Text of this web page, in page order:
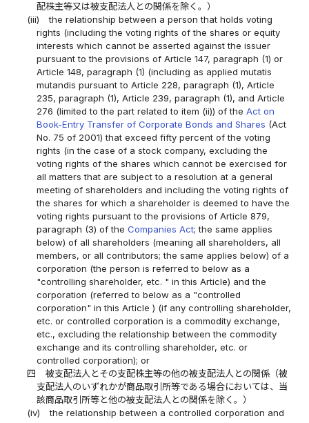
配株主等又は被支配法人との関係を除く。）
(iii)
the relationship between a person that holds voting
rights (including the voting rights of the shares or equity
interests which cannot be asserted against the issuer
pursuant to the provisions of Article 147, paragraph (1) or
Article 148, paragraph (1) (including as applied mutatis
mutandis pursuant to Article 228, paragraph (1), Article
235, paragraph (1), Article 239, paragraph (1), and Article
276 (limited to the part related to item (ii)) of the Act on
Book-Entry Transfer of Corporate Bonds and Shares (Act
No. 75 of 2001) that exceed fifty percent of the voting
rights (in the case of a stock company, excluding the
voting rights of the shares which cannot be exercised for
all matters that are subject to a resolution at a general
meeting of shareholders and including the voting rights of
the shares for which a shareholder is deemed to have the
voting rights pursuant to the provisions of Article 879,
paragraph (3) of the Companies Act; the same applies
below) of all shareholders (meaning all shareholders, all
members, or all contributors; the same applies below) of a
corporation (the person is referred to below as a
"controlling shareholder, etc. " in this Article) and the
corporation (referred to below as a "controlled
corporation" in this Article ) (if any controlling shareholder,
etc. or controlled corporation is a commodity exchange,
etc., excluding the relationship between the commodity
exchange and its controlling shareholder, etc. or
controlled corporation); or
四
被支配法人とその支配株主等の他の被支配法人との関係（被
支配法人のいずれかが商品取引所等である場合においては、当
該商品取引所等と他の被支配法人との関係を除く。）
(iv)
the relationship between a controlled corporation and